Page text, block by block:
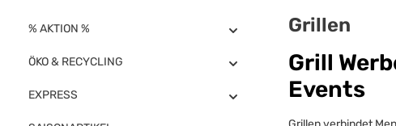
% AKTION %
ÖKO & RECYCLING
EXPRESS
Grillen
Grill
Events